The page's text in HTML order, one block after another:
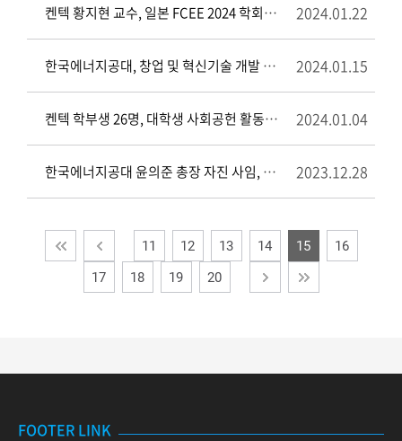
켄텍 황지현 교수, 일본 FCEE 2024 학회에서 ‘액화수소 충전소 구축 연계 안전성 평가 실증 및 안전기준 개발’ 2차년도 과제 수행 결과 Keynote Speaker 발표 2024.01.22
한국에너지공대, 창업 및 혁신기술 개발 역량 강화를 위한 CES 2024 방문 2024.01.15
켄텍 학부생 26명, 대학생 사회공헌 활동으로 나주시 및 전라남도나주교육지원청 표창 수상 2024.01.04
한국에너지공대 윤의준 총장 자진 사임, 대학은 차질없이 정상적으로 운영될 예정 2023.12.28
11 12 13 14 15
16
17
18 19 20
FOOTER LINK